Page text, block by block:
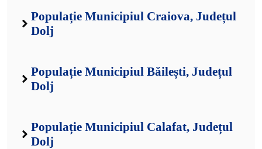
Populație Municipiul Craiova, Județul
Dolj
Populație Municipiul Băilești, Județul
Dolj
Populație Municipiul Calafat, Județul
Dolj